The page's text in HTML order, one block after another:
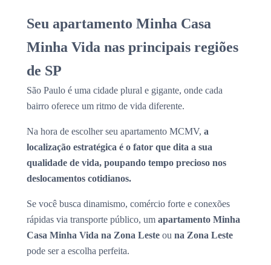
Seu apartamento Minha Casa
Minha Vida nas principais regiões
de SP
São Paulo é uma cidade plural e gigante, onde cada
bairro oferece um ritmo de vida diferente.
Na hora de escolher seu apartamento MCMV, a
localização estratégica é o fator que dita a sua
qualidade de vida, poupando tempo precioso nos
deslocamentos cotidianos.
Se você busca dinamismo, comércio forte e conexões
rápidas via transporte público, um apartamento Minha
Casa Minha Vida na Zona Leste ou na Zona Leste
pode ser a escolha perfeita.